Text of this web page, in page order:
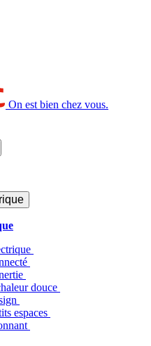
On est bien chez vous.
douce
espaces